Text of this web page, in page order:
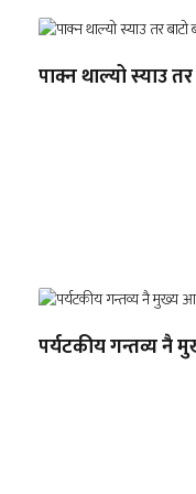
पाक्न थाल्यो स्याउ
पर्यटकीय गन्तव्य नै